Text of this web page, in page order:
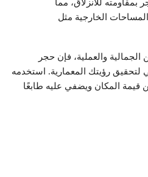
بمقاومته للانزلاق، مما
الخارجية مثل
والعملية، فإن حجر
لتحقيق رؤيتك المعمارية. استخدمه
قيمة المكان ويضفي عليه طابعًا